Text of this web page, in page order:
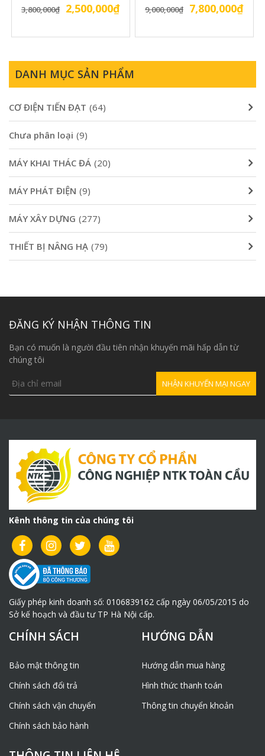
3,800,000₫
Giá
là:
2,500,000₫Giá
tại
2,500,000₫.
9,000,000₫
Giá
là:
7,800,000₫Giá
tại
DANH MỤC SẢN PHẨM
CƠ ĐIỆN TIẾN ĐẠT (64)
Chưa phân loại (9)
MÁY KHAI THÁC ĐÁ (20)
MÁY PHÁT ĐIỆN (9)
MÁY XÂY DỰNG (277)
THIẾT BỊ NÂNG HẠ (79)
ĐĂNG KÝ NHẬN THÔNG TIN
Bạn có muốn là người đầu tiên nhận khuyến mãi hấp dẫn từ
chúng tôi
Kênh thông tin của chúng tôi
Giấy phép kinh doanh số: 0106839162 cấp ngày 06/05/2015 do
Sở kế hoạch và đầu tư TP Hà Nội cấp.
CHÍNH SÁCH
Bảo mật thông tin
Chính sách đổi trả
Chính sách vận chuyển
Chính sách bảo hành
HƯỚNG DẪN
Hướng dẫn mua hàng
Hình thức thanh toán
Thông tin chuyển khoản